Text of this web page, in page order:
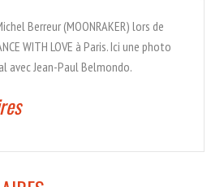
Berreur (MOONRAKER) lors de
WITH LOVE à Paris. Ici une photo
avec Jean-Paul Belmondo.